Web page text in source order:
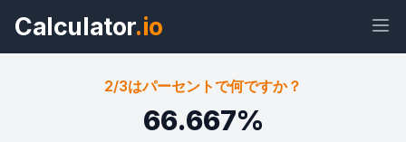
Calculator.io
2/3はパーセントで何ですか？
66.667%